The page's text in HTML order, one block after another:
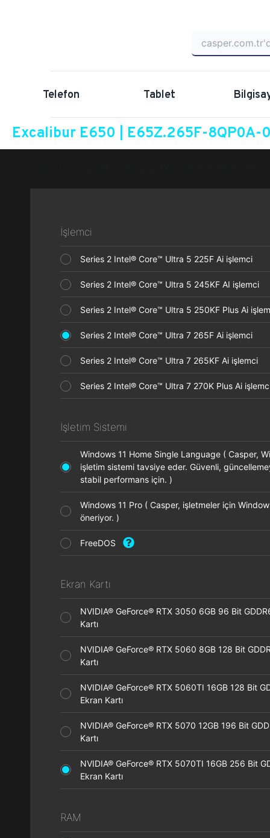
Telefon Tablet
Excalibur E650 | E65Z.265F-8QP0A-
İşlemci
Series 2 Intel® Core™ Ultra 5 225F Ai işlemci
Series 2 Intel® Core™ Ultra 5 245KF AI işlemci
Series 2 Intel® Core™ Ultra 5 250KF Plus Ai
Series 2 Intel® Core™ Ultra 7 265F Ai işlemci
Series 2 Intel® Core™ Ultra 7 265KF Ai işlemci
Series 2 Intel® Core™ Ultra 7 270K Plus Ai
İşletim Sistemi
Windows 11 Home Single Language ( Casper,
işletim sistemi tavsiye eder. Güvenli,
stabil performans için. )
Windows 11 Pro ( Casper, işletmeler için
öneriyor. )
FreeDOS
Ekran Kartı
NVIDIA® GeForce® RTX 3050 6GB 96 Bit
Kartı
NVIDIA® GeForce® RTX 5060 8GB 128 Bit
Kartı
NVIDIA® GeForce® RTX 5060TI 16GB 128 Bit
Ekran Kartı
NVIDIA® GeForce® RTX 5070 12GB 196 Bit
Kartı
NVIDIA® GeForce® RTX 5070TI 16GB 256 Bit
Ekran Kartı
RAM